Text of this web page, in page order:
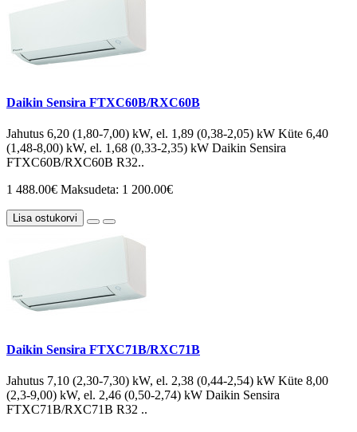
Daikin Sensira FTXC60B/RXC60B
Jahutus 6,20 (1,80-7,00) kW, el. 1,89 (0,38-2,05) kW Küte 6,40
(1,48-8,00) kW, el. 1,68 (0,33-2,35) kW Daikin Sensira
FTXC60B/RXC60B R32..
1 488.00€ Maksudeta: 1 200.00€
Lisa ostukorvi
Daikin Sensira FTXC71B/RXC71B
Jahutus 7,10 (2,30-7,30) kW, el. 2,38 (0,44-2,54) kW Küte 8,00
(2,3-9,00) kW, el. 2,46 (0,50-2,74) kW Daikin Sensira
FTXC71B/RXC71B R32 ..